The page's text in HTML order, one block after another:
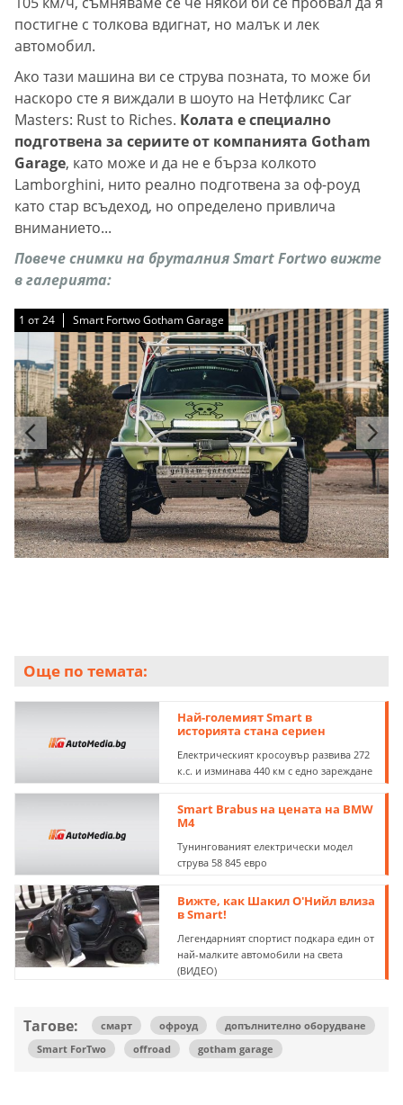
постигне с толкова вдигнат, но малък и лек
автомобил.
Ако тази машина ви се струва позната, то може би
наскоро сте я виждали в шоуто на Нетфликс Car
Masters: Rust to Riches. Колата е специално
подготвена за сериите от компанията Gotham
Garage, като може и да не е бърза колкото
Lamborghini, нито реално подготвена за оф-роуд
като стар всъдеход, но определено привлича
вниманието...
Повече снимки на бруталния Smart Fortwo вижте
в галерията:
1 от24 Smart Fortwo Gotham Garage
1 от24 Smart Fortwo Gotham Garage
1 от24 Smart Fortwo Gotham Garage
1 от24 Smart Fortwo Gotham Garage
1 от24 Smart Fortwo Gotham Garage
1 от24 Smart Fortwo Gotham Garage
1 от24 Smart Fortwo Gotham Garage
1 от24 Smart Fortwo Gotham Garage
1 от24 Smart Fortwo Gotham Garage
1 от24 Smart Fortwo Gotham Garage
1 от24 Smart Fortwo Gotham Garage
1 от24 Smart Fortwo Gotham Garage
1 от24 Smart Fortwo Gotham Garage
1 от24 Smart Fortwo Gotham Garage
1 от24 Smart Fortwo Gotham Garage
1 от24 Smart Fortwo Gotham Garage
1 от24 Smart Fortwo Gotham Garage
1 от24 Smart Fortwo Gotham Garage
1 от24 Smart Fortwo Gotham Garage
1 от24 Smart Fortwo Gotham Garage
1 от24 Smart Fortwo Gotham Garage
1 от24 Smart Fortwo Gotham Garage
1 от24 Smart Fortwo Gotham Garage
1 от24 Smart Fortwo Gotham Garage
Още по темата:
Най-големият Smart в
историята стана сериен
Електрическият кросоувър развива 272
к.с. и изминава 440 км с едно зареждане
Smart Brabus на цената на BMW
M4
Тунингованият електрически модел
струва 58 845 евро
Вижте, как Шакил О'Нийл влиза
в Smart!
Легендарният спортист подкара един от
най-малките автомобили на света
(ВИДЕО)
Тагове: смарт офроуд
допълнително оборудване
Smart ForTwo
offroad gotham garage